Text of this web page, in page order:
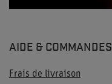
AIDE & COMMANDES
Frais de livraison